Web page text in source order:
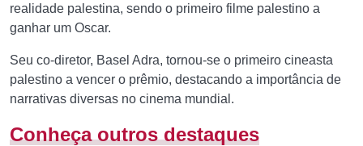
realidade palestina, sendo o primeiro filme palestino a
ganhar um Oscar.
Seu co-diretor, Basel Adra, tornou-se o primeiro cineasta
palestino a vencer o prêmio, destacando a importância de
narrativas diversas no cinema mundial.
Conheça outros destaques